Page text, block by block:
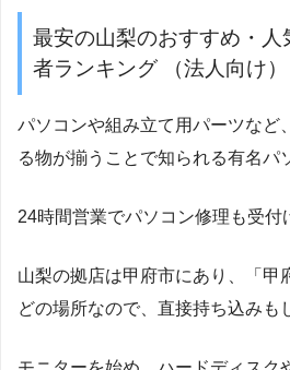
最安の山梨のおすすめ・人
者ランキング （法人向け
パソコンや組み立て用パーツなど
る物が揃うことで知られる有名パ
24時間営業でパソコン修理も受付
山梨の拠店は甲府市にあり、「甲
どの場所なので、直接持ち込みも